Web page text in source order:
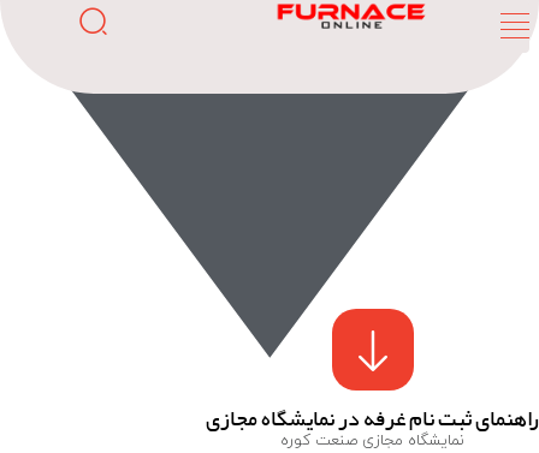
راهنمای ثبت نام غرفه در نمایشگاه مجازی
نمایشگاه مجازی صنعت کوره